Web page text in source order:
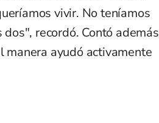
vivir. No teníamos
recordó. Contó además
manera ayudó activamente